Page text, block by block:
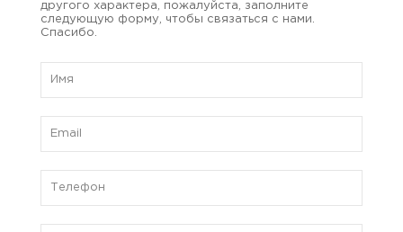
другого характера, пожалуйста, заполните
следующую форму, чтобы связаться с нами.
Спасибо.